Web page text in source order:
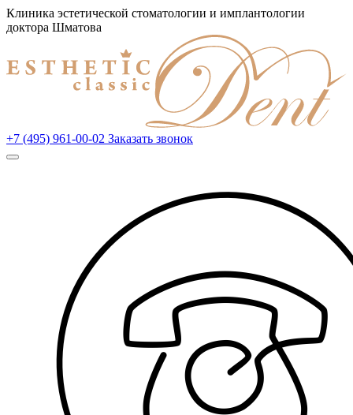
Клиника эстетической стоматологии и имплантологии
доктора Шматова
+7 (495) 961-00-02 Заказать звонок